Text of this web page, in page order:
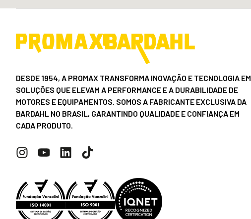
DESDE 1954, A PROMAX TRANSFORMA INOVAÇÃO E TECNOLOGIA EM
SOLUÇÕES QUE ELEVAM A PERFORMANCE E A DURABILIDADE DE
MOTORES E EQUIPAMENTOS. SOMOS A FABRICANTE EXCLUSIVA DA
BARDAHL NO BRASIL, GARANTINDO QUALIDADE E CONFIANÇA EM
CADA PRODUTO.